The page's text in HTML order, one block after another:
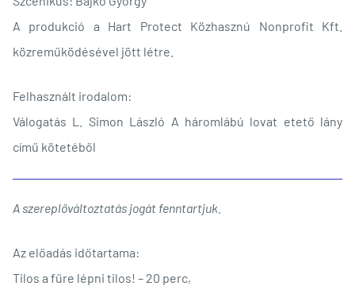
A produkció a Hart Protect Közhasznú Nonprofit Kft.
közreműködésével jött létre.
Felhasznált irodalom:
Válogatás L. Simon László A háromlábú lovat etető lány
című kötetéből
A szereplőváltoztatás jogát fenntartjuk.
Az előadás időtartama:
Tilos a fűre lépni tilos! – 20 perc,